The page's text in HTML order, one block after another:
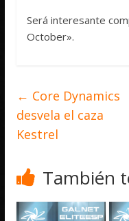
Será interesante
October».
← Core Dynamics
desvela el caza
Kestrel
También